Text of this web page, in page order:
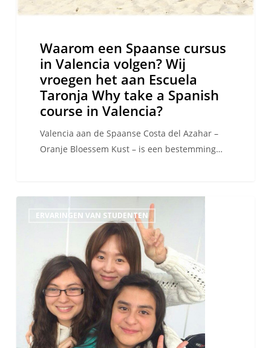
Taronja
Spanish
course
Waarom een Spaanse cursus
in Valencia volgen? Wij
vroegen het aan Escuela
Taronja Why take a Spanish
course in Valencia?
Valencia aan de Spaanse Costa del Azahar –
Oranje Bloessem Kust – is een bestemming…
cultuur,
levensstijl
ERVARINGEN VAN STUDENTEN